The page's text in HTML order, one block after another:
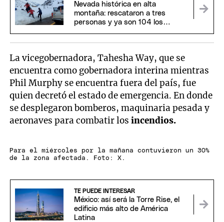
Nevada histórica en alta
montaña: rescataron a tres
personas y ya son 104 los
La vicegobernadora, Tahesha Way, que se
encuentra como gobernadora interina mientras
Phil Murphy se encuentra fuera del país, fue
quien decretó el estado de emergencia. En donde
se desplegaron bomberos, maquinaria pesada y
aeronaves para combatir losincendios.
Para el miércoles por la mañana contuvieron un 30%
de la zona afectada. Foto: X.
TE PUEDE INTERESAR
México: así será la Torre Rise, el
edificio más alto de América
Latina